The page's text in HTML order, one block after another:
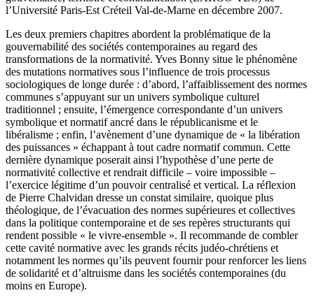
l’Université Paris-Est Créteil Val-de-Marne en décembre 2007.
Les deux premiers chapitres abordent la problématique de la
gouvernabilité des sociétés contemporaines au regard des
transformations de la normativité. Yves Bonny situe le phénomène
des mutations normatives sous l’influence de trois processus
sociologiques de longe durée : d’abord, l’affaiblissement des normes
communes s’appuyant sur un univers symbolique culturel
traditionnel ; ensuite, l’émergence correspondante d’un univers
symbolique et normatif ancré dans le républicanisme et le
libéralisme ; enfin, l’avènement d’une dynamique de « la libération
des puissances » échappant à tout cadre normatif commun. Cette
dernière dynamique poserait ainsi l’hypothèse d’une perte de
normativité collective et rendrait difficile – voire impossible –
l’exercice légitime d’un pouvoir centralisé et vertical. La réflexion
de Pierre Chalvidan dresse un constat similaire, quoique plus
théologique, de l’évacuation des normes supérieures et collectives
dans la politique contemporaine et de ses repères structurants qui
rendent possible « le vivre-ensemble ». Il recommande de combler
cette cavité normative avec les grands récits judéo-chrétiens et
notamment les normes qu’ils peuvent fournir pour renforcer les liens
de solidarité et d’altruisme dans les sociétés contemporaines (du
moins en Europe).